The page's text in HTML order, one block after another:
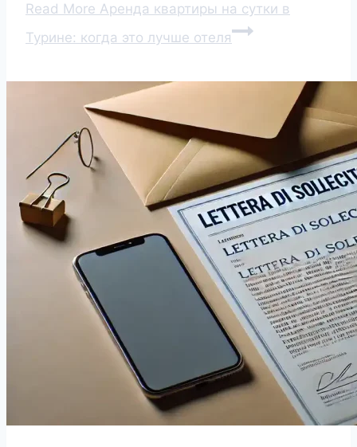
Read More Аренда квартиры на сутки в
Турине: когда это лучше отеля